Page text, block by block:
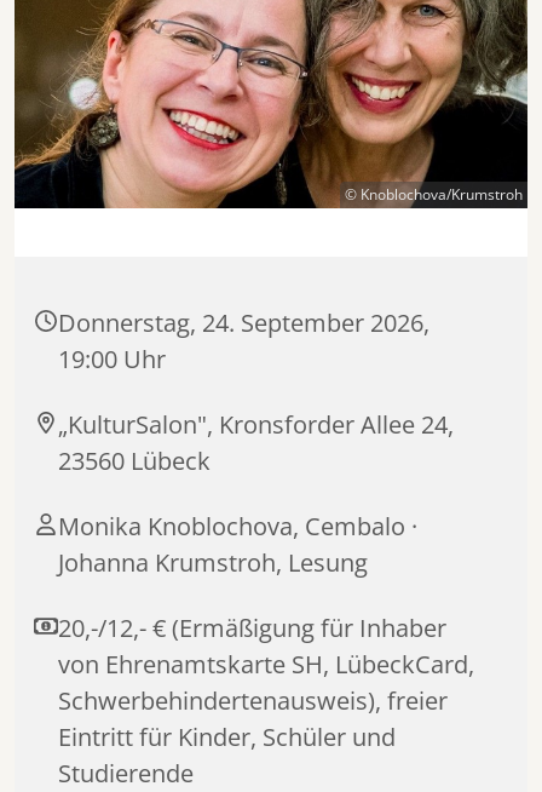
© Knoblochova/Krumstroh
Donnerstag, 24. September 2026,
19:00 Uhr
„KulturSalon", Kronsforder Allee 24,
23560 Lübeck
Monika Knoblochova, Cembalo ·
Johanna Krumstroh, Lesung
20,-/12,- € (Ermäßigung für Inhaber
von Ehrenamtskarte SH, LübeckCard,
Schwerbehindertenausweis), freier
Eintritt für Kinder, Schüler und
Studierende